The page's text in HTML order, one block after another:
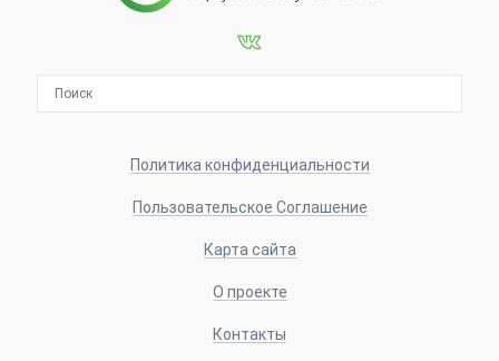
Политика конфиденциальности
Пользовательское Соглашение
Карта сайта
О проекте
Контакты